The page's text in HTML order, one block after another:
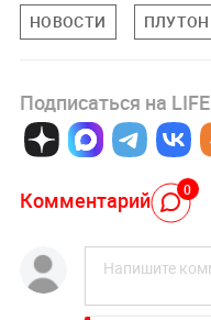
НОВОСТИ ПЛУТОН
Подписаться на LIFE
Комментарий 0